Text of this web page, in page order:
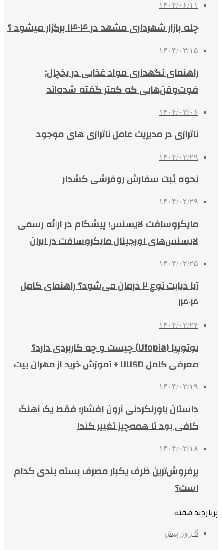
۱۴۰۴/۰۶/۱۱
چله بازار شهرداری مشهد در ۱۴۰۴ برگزار میشود ؟
۱۴۰۴/۰۳/۱۵
راهنمای نگهداری مواد غذایی در یخچال:
فوت‌وفن‌هایی که کمتر گفته شده‌اند
۱۴۰۴/۰۳/۰۶
ناترازی در مدیریت عامل ناترازی های موجود
۱۴۰۴/۰۲/۲۹
نحوه ثبت سفارش روفرشی کشدار
۱۴۰۴/۰۲/۲۹
مایکروسافت لایسنس؛ پیشگام در ارائه رسمی
لایسنس‌های اورجینال مایکروسافت در ایران
۱۴۰۴/۰۲/۲۵
آیا دیابت نوع ۲ درمان می‌شود؟ راهنمای کامل
۱۴۰۴
۱۴۰۴/۰۲/۲۴
یوتوپیا (Utopia) چیست و چه کاربردی دارد؟
معرفی کامل UUSD + آموزش خرید از مهران بیت
۱۴۰۴/۰۲/۱۹
داستان باورنکردنی آرون افشار؛ فقط یک آهنگ
کافی بود تا همه‌چیز تغییر کند!
۱۴۰۴/۰۲/۱۸
پرفروش‌ترین ظرف یکبار مصرف بسته بندی کدام
است؟
پربازدید هفته
6 روز پیش